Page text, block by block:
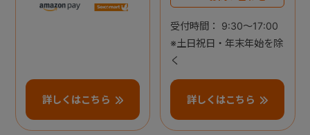
詳しくはこちら
受付時間： 9:30～17:00
※土日祝日・年末年始を除
く
詳しくはこちら